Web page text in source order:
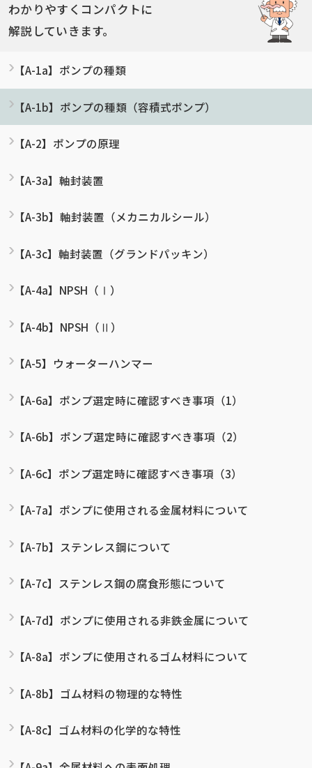
わかりやすくコンパクトに
解説していきます。
【A-1a】ポンプの種類
【A-1b】ポンプの種類（容積式ポンプ）
【A-2】ポンプの原理
【A-3a】軸封装置
【A-3b】軸封装置（メカニカルシール）
【A-3c】軸封装置（グランドパッキン）
【A-4a】NPSH（Ⅰ）
【A-4b】NPSH（Ⅱ）
【A-5】ウォーターハンマー
【A-6a】ポンプ選定時に確認すべき事項（1）
【A-6b】ポンプ選定時に確認すべき事項（2）
【A-6c】ポンプ選定時に確認すべき事項（3）
【A-7a】ポンプに使用される金属材料について
【A-7b】ステンレス鋼について
【A-7c】ステンレス鋼の腐食形態について
【A-7d】ポンプに使用される非鉄金属について
【A-8a】ポンプに使用されるゴム材料について
【A-8b】ゴム材料の物理的な特性
【A-8c】ゴム材料の化学的な特性